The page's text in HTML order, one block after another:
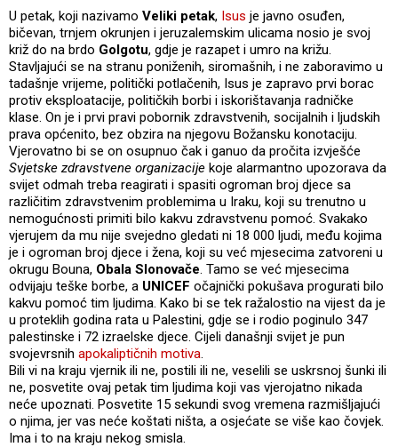
U petak, koji nazivamo Veliki petak, Isus je javno osuđen,
bičevan, trnjem okrunjen i jeruzalemskim ulicama nosio je svoj
križ do na brdo Golgotu, gdje je razapet i umro na križu.
Stavljajući se na stranu poniženih, siromašnih, i ne zaboravimo u
tadašnje vrijeme, politički potlačenih, Isus je zapravo prvi borac
protiv eksploatacije, političkih borbi i iskorištavanja radničke
klase. On je i prvi pravi pobornik zdravstvenih, socijalnih i ljudskih
prava općenito, bez obzira na njegovu Božansku konotaciju.
Vjerovatno bi se on osupnuo čak i ganuo da pročita izvješće
Svjetske zdravstvene organizacije koje alarmantno upozorava da
svijet odmah treba reagirati i spasiti ogroman broj djece sa
različitim zdravstvenim problemima u Iraku, koji su trenutno u
nemogućnosti primiti bilo kakvu zdravstvenu pomoć. Svakako
vjerujem da mu nije svejedno gledati ni 18 000 ljudi, među kojima
je i ogroman broj djece i žena, koji su već mjesecima zatvoreni u
okrugu Bouna, Obala Slonovače. Tamo se već mjesecima
odvijaju teške borbe, a UNICEF očajnički pokušava progurati bilo
kakvu pomoć tim ljudima. Kako bi se tek ražalostio na vijest da je
u proteklih godina rata u Palestini, gdje se i rodio poginulo 347
palestinske i 72 izraelske djece. Cijeli današnji svijet je pun
svojevrsnih apokaliptičnih motiva.
Bili vi na kraju vjernik ili ne, postili ili ne, veselili se uskrsnoj šunki ili
ne, posvetite ovaj petak tim ljudima koji vas vjerojatno nikada
neće upoznati. Posvetite 15 sekundi svog vremena razmišljajući
o njima, jer vas neće koštati ništa, a osjećate se više kao čovjek.
Ima i to na kraju nekog smisla.